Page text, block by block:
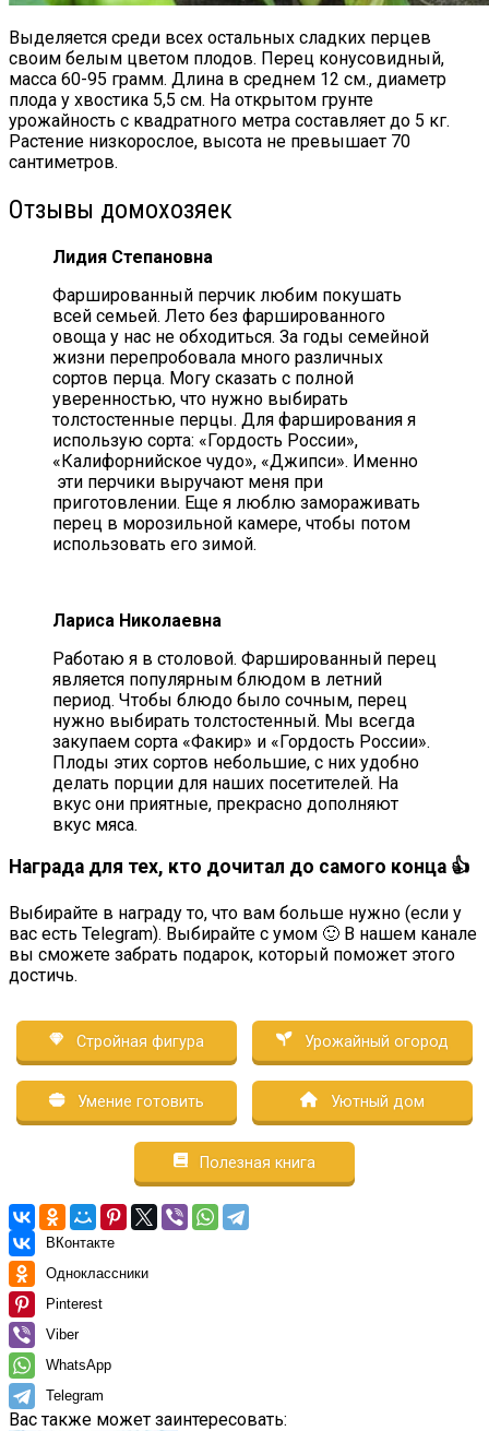
Выделяется среди всех остальных сладких перцев
своим белым цветом плодов. Перец конусовидный,
масса 60-95 грамм. Длина в среднем 12 см., диаметр
плода у хвостика 5,5 см. На открытом грунте
урожайность с квадратного метра составляет до 5 кг.
Растение низкорослое, высота не превышает 70
сантиметров.
Отзывы домохозяек
Лидия Степановна
Фаршированный перчик любим покушать
всей семьей. Лето без фаршированного
овоща у нас не обходиться. За годы семейной
жизни перепробовала много различных
сортов перца. Могу сказать с полной
уверенностью, что нужно выбирать
толстостенные перцы. Для фарширования я
использую сорта: «Гордость России»,
«Калифорнийское чудо», «Джипси». Именно
эти перчики выручают меня при
приготовлении. Еще я люблю замораживать
перец в морозильной камере, чтобы потом
использовать его зимой.
Лариса Николаевна
Работаю я в столовой. Фаршированный перец
является популярным блюдом в летний
период. Чтобы блюдо было сочным, перец
нужно выбирать толстостенный. Мы всегда
закупаем сорта «Факир» и «Гордость России».
Плоды этих сортов небольшие, с них удобно
делать порции для наших посетителей. На
вкус они приятные, прекрасно дополняют
вкус мяса.
Награда для тех, кто дочитал до самого конца 👍
Выбирайте в награду то, что вам больше нужно (если у
вас есть Telegram). Выбирайте с умом 🙂 В нашем канале
вы сможете забрать подарок, который поможет этого
достичь.
Стройная фигура Урожайный огород
Умение готовить Уютный дом
Полезная книга
ВКонтакте
Одноклассники
Pinterest
Viber
WhatsApp
Telegram
Вас также может заинтересовать: